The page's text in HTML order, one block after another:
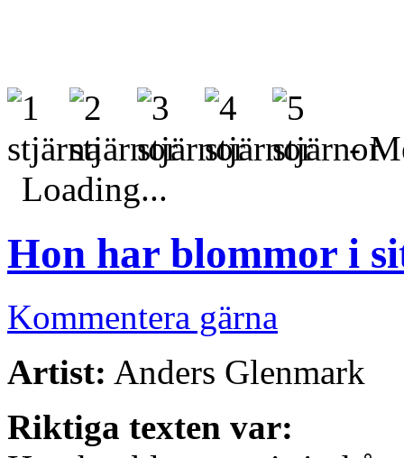
-
Loading...
Hon har blommor i
Kommentera gärna
Artist: Anders Glenmark
Riktiga texten var: